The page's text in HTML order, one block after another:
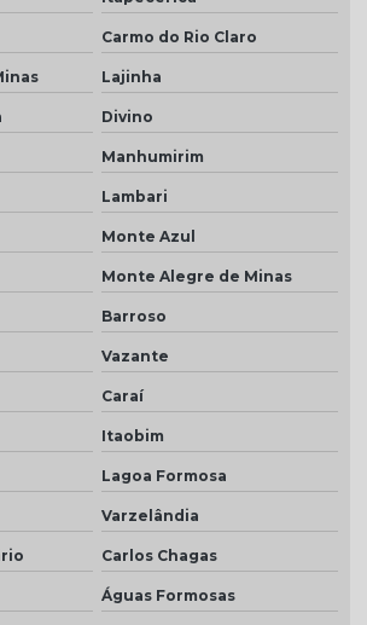
Carmo do Rio Claro
Lajinha
Divino
Manhumirim
Lambari
Monte Azul
Monte Alegre de Minas
Barroso
Vazante
Caraí
Itaobim
Lagoa Formosa
Varzelândia
Carlos Chagas
Águas Formosas